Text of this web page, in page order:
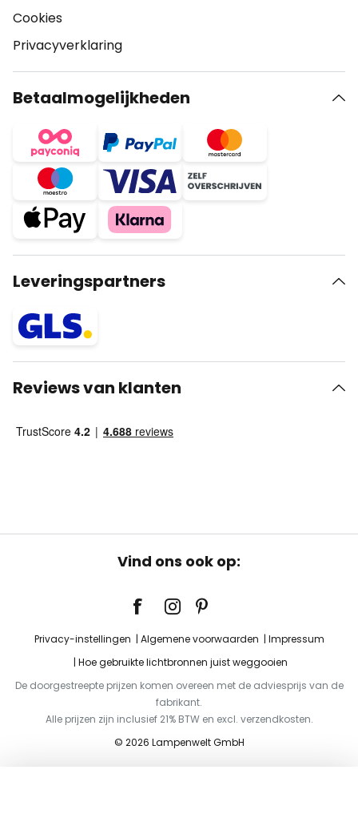
Cookies
Privacyverklaring
Betaalmogelijkheden
Leveringspartners
Reviews van klanten
Vind ons ook op:
Privacy-instellingen Algemene voorwaarden
Impressum
Hoe gebruikte lichtbronnen juist weggooien
De doorgestreepte prijzen komen overeen met de adviesprijs van de
fabrikant.
Alle prijzen zijn inclusief 21% BTW en excl. verzendkosten.
© 2026 Lampenwelt GmbH